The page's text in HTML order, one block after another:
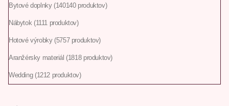
Bytové doplnky 140140 produktov
Nábytok 1111 produktov
Hotové výrobky 5757 produktov
Aranžérsky materiál 1818 produktov
Wedding 1212 produktov